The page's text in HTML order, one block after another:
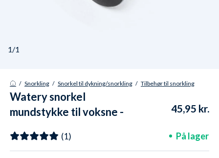
1/1
/ Snorkling / Snorkel til dykning/snorkling / Tilbehør til snorkling
Watery snorkel
mundstykke til voksne -
45,95 kr.
(1) På lager